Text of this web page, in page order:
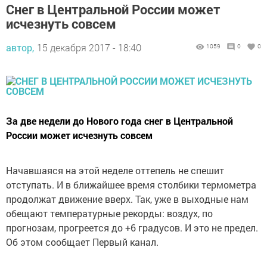
Снег в Центральной России может
исчезнуть совсем
автор, 15 декабря 2017 - 18:40 1059 0 0
За две недели до Нового года снег в Центральной
России может исчезнуть совсем
Начавшаяся на этой неделе оттепель не спешит
отступать. И в ближайшее время столбики термометра
продолжат движение вверх. Так, уже в выходные нам
обещают температурные рекорды: воздух, по
прогнозам, прогреется до +6 градусов. И это не предел.
Об этом сообщает Первый канал.